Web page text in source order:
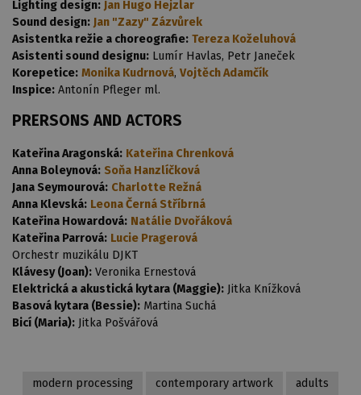
Lighting design: Jan Hugo Hejzlar
Sound design: Jan "Zazy" Zázvůrek
Asistentka režie a choreografie: Tereza Koželuhová
Asistenti sound designu: Lumír Havlas, Petr Janeček
Korepetice: Monika Kudrnová, Vojtěch Adamčík
Inspice: Antonín Pfleger ml.
PRERSONS AND ACTORS
Kateřina Aragonská: Kateřina Chrenková
Anna Boleynová: Soňa Hanzlíčková
Jana Seymourová: Charlotte Režná
Anna Klevská: Leona Černá Stříbrná
Kateřina Howardová: Natálie Dvořáková
Kateřina Parrová: Lucie Pragerová
Orchestr muzikálu DJKT
Klávesy (Joan): Veronika Ernestová
Elektrická a akustická kytara (Maggie): Jitka Knížková
Basová kytara (Bessie): Martina Suchá
Bicí (Maria): Jitka Pošvářová
modern processing contemporary artwork
adults